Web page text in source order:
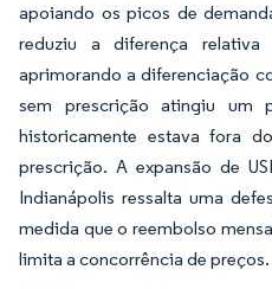
apoiando os picos de
reduziu a diferença
aprimorando a diferenciação
sem prescrição atingiu um
historicamente estava fora
prescrição. A expansão de
Indianápolis ressalta uma
medida que o reembolso
limita a concorrência de preços.